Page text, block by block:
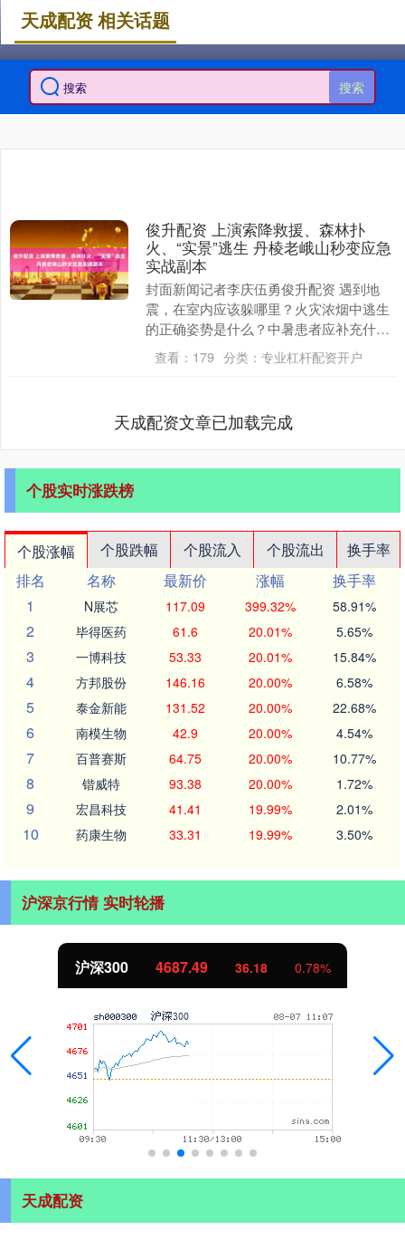
搜索
天成配资 相关话题
俊升配资 上演索降救援、森林扑
火、“实景”逃生 丹棱老峨山秒变应急
实战副本
封面新闻记者李庆伍勇俊升配资 遇到地
震，在室内应该躲哪里？火灾浓烟中逃生
的正确姿势是什么？中暑患者应补充什
么？一场既好玩又实用还能拿奖品的安全
应急科普活动，在峨....
查看： 179 分类： 专业杠杆配资开户
天成配资文章已加载完成
个股实时涨跌榜
个股涨幅 个股跌幅 个股流入 个股流出
换手率
排名
名称 最新价 涨幅
换手率
1
N展芯 117.09 399.32% 58.91%
2 毕得医药 61.6 20.01% 5.65%
3 一博科技 53.33 20.01% 15.84%
4 方邦股份 146.16 20.00% 6.58%
5 泰金新能 131.52 20.00% 22.68%
6 南模生物 42.9 20.00% 4.54%
7 百普赛斯 64.75 20.00% 10.77%
8 锴威特 93.38 20.00% 1.72%
9 宏昌科技 41.41 19.99% 2.01%
10 药康生物 33.31 19.99% 3.50%
沪深京行情 实时轮播
沪深300 4687.49 36.18 0.78%
天成配资